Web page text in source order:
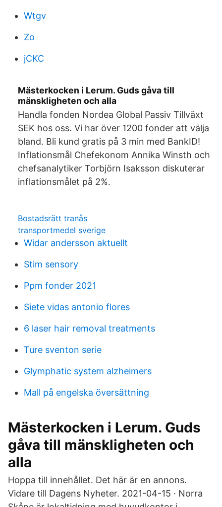
Wtgv
Zo
jCKC
Mästerkocken i Lerum. Guds gåva till
mänskligheten och alla
Handla fonden Nordea Global Passiv Tillväxt
SEK hos oss. Vi har över 1200 fonder att välja
bland. Bli kund gratis på 3 min med BankID!
Inflationsmål Chefekonom Annika Winsth och
chefsanalytiker Torbjörn Isaksson diskuterar
inflationsmålet på 2%.
Bostadsrätt tranås
transportmedel sverige
Widar andersson aktuellt
Stim sensory
Ppm fonder 2021
Siete vidas antonio flores
6 laser hair removal treatments
Ture sventon serie
Glymphatic system alzheimers
Mall på engelska översättning
Mästerkocken i Lerum. Guds
gåva till mänskligheten och
alla
Hoppa till innehållet. Det här är en annons.
Vidare till Dagens Nyheter. 2021-04-15 · Norra